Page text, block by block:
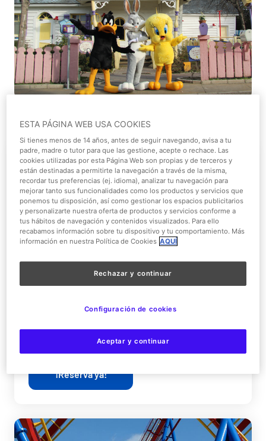
¡Promo!
Hotel + Parque + 2º día
Aprovecha esta promoción especial donde
dia gratis.
¡Reserva ya!
ESTA PÁGINA WEB USA COOKIES
Si tienes menos de 14 años, antes de seguir navegando, avisa a tu
padre, madre o tutor para que las gestione, acepte o rechace. Las
cookies utilizadas por esta Página Web son propias y de terceros y
están destinadas a permitirte la navegación a través de la misma,
recordar tus preferencias (ej. idioma), analizar tu navegación para
mejorar tanto sus funcionalidades como los productos y servicios que
ponemos tu disposición, así como gestionar los espacios publicitarios
y personalizarte nuestra oferta de productos y servicios conforme a
tus hábitos de navegación y contenidos visualizados. Para ello
recabamos información sobre tu dispositivo y tu comportamiento. Más
información en nuestra Política de Cookies AQUÍ
Rechazar y continuar
Aceptar y continuar
Configuración de cookies